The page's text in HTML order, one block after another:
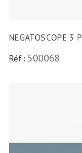
NEGATOSCOPE 3
Réf : 500068